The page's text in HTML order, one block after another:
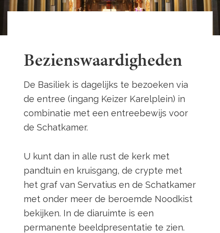
Bezienswaardigheden
De Basiliek is dagelijks te bezoeken via
de entree (ingang Keizer Karelplein) in
combinatie met een entreebewijs voor
de Schatkamer.
U kunt dan in alle rust de kerk met
pandtuin en kruisgang, de crypte met
het graf van Servatius en de Schatkamer
met onder meer de beroemde Noodkist
bekijken. In de diaruimte is een
permanente beeldpresentatie te zien.